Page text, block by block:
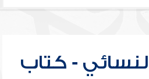
- كتاب